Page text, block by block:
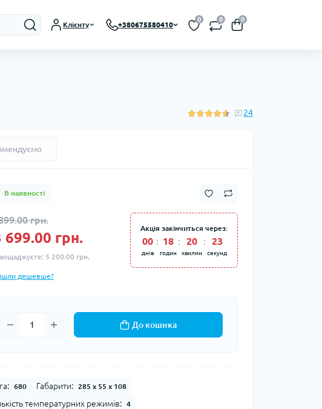
Клієнту +380675580410
0 0 0
24
В наявності
грн.
699.00 грн.
5 200.00 грн.
Акція закінчиться через:
00
днів
: 18
годин
: 20
хвилин
: 22
секунд
дешевше?
До кошика
680 Габарити: 285 х 55 х 108
температурних режимів: 4